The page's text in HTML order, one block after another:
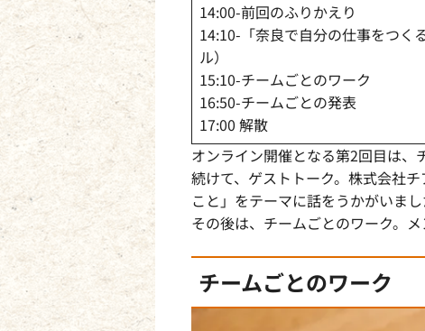
14:00-前回のふりかえり
14:10-「奈良で自分の仕事をつく
ル）
15:10-チームごとのワーク
16:50-チームごとの発表
17:00 解散
オンライン開催となる第2回目は、
続けて、ゲストトーク。株式会社
こと」をテーマに話をうかがいまし
その後は、チームごとのワーク。
チームごとのワーク